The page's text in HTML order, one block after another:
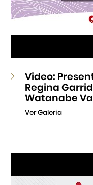
Video:
Regina
Watanabe
Ver Galería